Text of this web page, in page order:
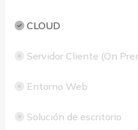
CLOUD
Servidor Cliente (On
Entorno Web
Solución de escritorio